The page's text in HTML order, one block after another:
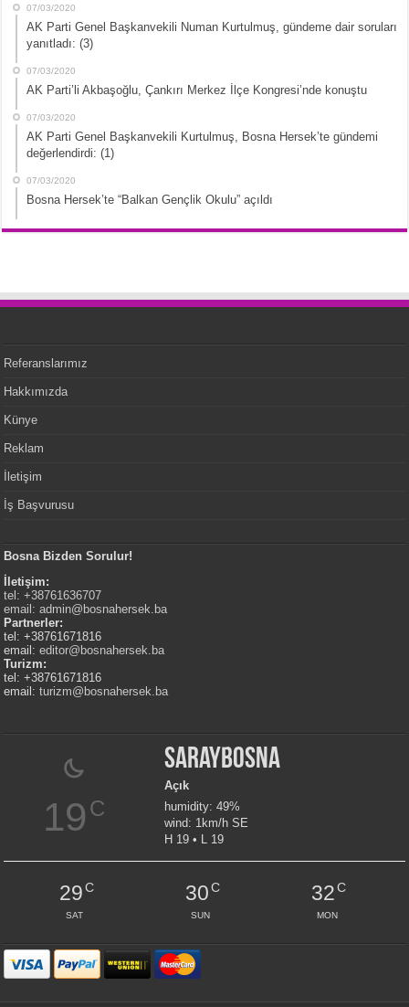
07/03/2020
AK Parti Genel Başkanvekili Numan Kurtulmuş, gündeme dair soruları
yanıtladı: (3)
07/03/2020
AK Parti’li Akbaşoğlu, Çankırı Merkez İlçe Kongresi’nde konuştu
07/03/2020
AK Parti Genel Başkanvekili Kurtulmuş, Bosna Hersek’te gündemi
değerlendirdi: (1)
07/03/2020
Bosna Hersek’te “Balkan Gençlik Okulu” açıldı
Referanslarımız
Hakkımızda
Künye
Reklam
İletişim
İş Başvurusu
Bosna Bizden Sorulur!
İletişim:
tel: +38761636707
email:admin@bosnahersek.ba
Partnerler:
tel: +38761671816
email:editor@bosnahersek.ba
Turizm:
tel: +38761671816
email:turizm@bosnahersek.ba
19 C
Saraybosna
Açık
humidity: 49%
wind: 1km/h SE
H 19 • L 19
29C
SAT
30C
SUN
32C
MON